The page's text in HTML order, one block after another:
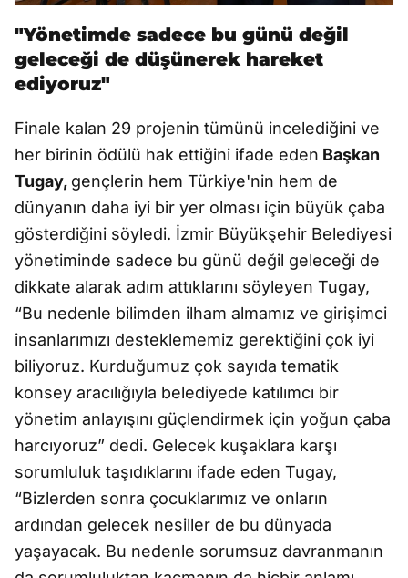
"Yönetimde sadece bu günü değil
geleceği de düşünerek hareket
ediyoruz"
Finale kalan 29 projenin tümünü incelediğini ve
her birinin ödülü hak ettiğini ifade eden Başkan
Tugay, gençlerin hem Türkiye'nin hem de
dünyanın daha iyi bir yer olması için büyük çaba
gösterdiğini söyledi. İzmir Büyükşehir Belediyesi
yönetiminde sadece bu günü değil geleceği de
dikkate alarak adım attıklarını söyleyen Tugay,
“Bu nedenle bilimden ilham almamız ve girişimci
insanlarımızı desteklememiz gerektiğini çok iyi
biliyoruz. Kurduğumuz çok sayıda tematik
konsey aracılığıyla belediyede katılımcı bir
yönetim anlayışını güçlendirmek için yoğun çaba
harcıyoruz” dedi. Gelecek kuşaklara karşı
sorumluluk taşıdıklarını ifade eden Tugay,
“Bizlerden sonra çocuklarımız ve onların
ardından gelecek nesiller de bu dünyada
yaşayacak. Bu nedenle sorumsuz davranmanın